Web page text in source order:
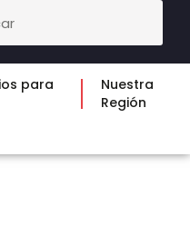
para
Nuestra
Región